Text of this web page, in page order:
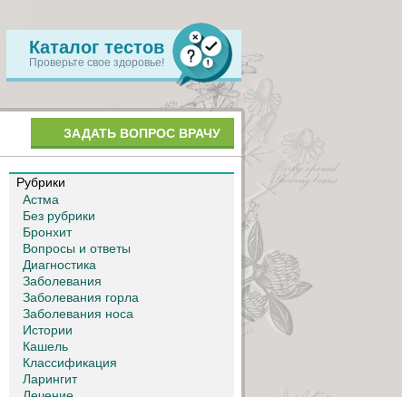
Каталог тестов
Проверьте свое здоровье!
ЗАДАТЬ ВОПРОС ВРАЧУ
Рубрики
Астма
Без рубрики
Бронхит
Вопросы и ответы
Диагностика
Заболевания
Заболевания горла
Заболевания носа
Истории
Кашель
Классификация
Ларингит